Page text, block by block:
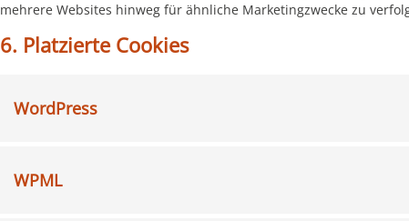
mehrere Websites hinweg für ähnliche Marketingzwecke zu
6. Platzierte Cookies
WordPress
WPML